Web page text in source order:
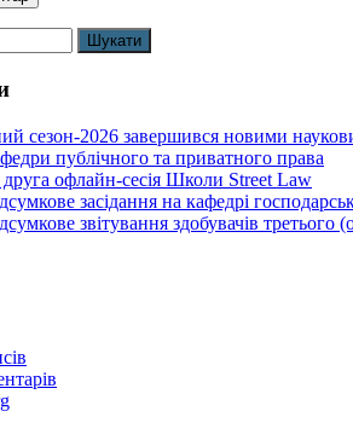
сезон-2026 завершився новими
публічного та приватного права
друга офлайн-сесія Школи Street Law
засідання на кафедрі
звітування здобувачів